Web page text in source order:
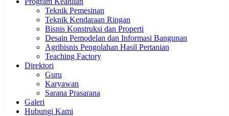
Teknik Pemesinan
Teknik Kendaraan Ringan
Bisnis Konstruksi dan Properti
Desain Pemodelan dan Informasi Bangunan
Agribisnis Pengolahan Hasil Pertanian
Teaching Factory
Direktori
Guru
Karyawan
Sarana Prasarana
Galeri
Hubungi Kami